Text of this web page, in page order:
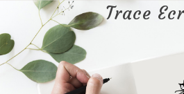
contenu
Trace